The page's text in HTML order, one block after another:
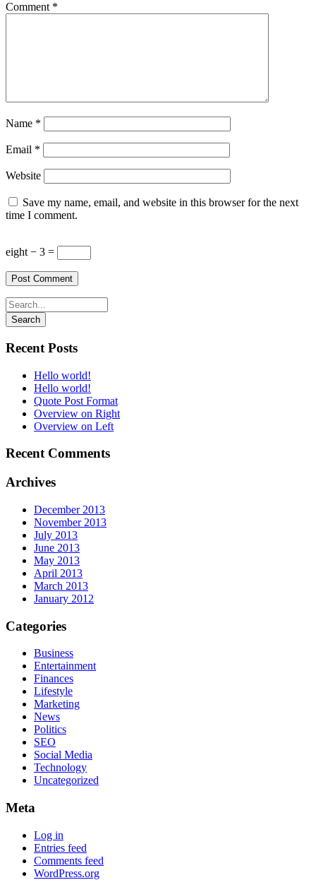
Comment *
Name *
Email *
Website
Save my name, email, and website in this browser for the next
time I comment.
eight − 3 =
Recent Posts
Hello world!
Hello world!
Quote Post Format
Overview on Right
Overview on Left
Recent Comments
Archives
December 2013
November 2013
July 2013
June 2013
May 2013
April 2013
March 2013
January 2012
Categories
Business
Entertainment
Finances
Lifestyle
Marketing
News
Politics
SEO
Social Media
Technology
Uncategorized
Meta
Log in
Entries feed
Comments feed
WordPress.org